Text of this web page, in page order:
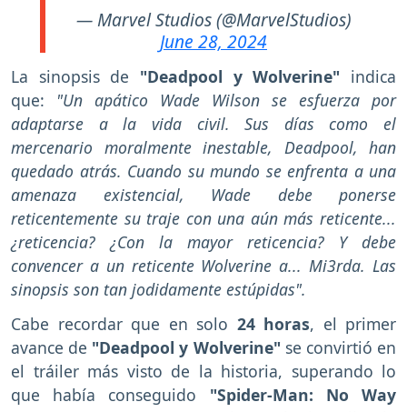
— Marvel Studios (@MarvelStudios)
June 28, 2024
La sinopsis de "Deadpool y Wolverine" indica
que: "Un apático Wade Wilson se esfuerza por
adaptarse a la vida civil. Sus días como el
mercenario moralmente inestable, Deadpool, han
quedado atrás. Cuando su mundo se enfrenta a una
amenaza existencial, Wade debe ponerse
reticentemente su traje con una aún más reticente...
¿reticencia? ¿Con la mayor reticencia? Y debe
convencer a un reticente Wolverine a... Mi3rda. Las
sinopsis son tan jodidamente estúpidas".
Cabe recordar que en solo 24 horas, el primer
avance de "Deadpool y Wolverine" se convirtió en
el tráiler más visto de la historia, superando lo
que había conseguido "Spider-Man: No Way